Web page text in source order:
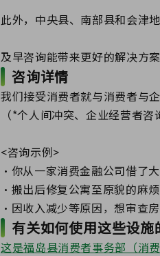
此外，中央县、南部县和会津
及早咨询能带来更好的解决方
咨询详情
我们接受消费者就与消费者与
（*个人间冲突、企业经营者
<咨询示例>
·你从一家消费金融公司借了
·搬出后修复公寓至原貌的麻烦
有关如何使用这些设施
这是福岛县消费者事务部（消